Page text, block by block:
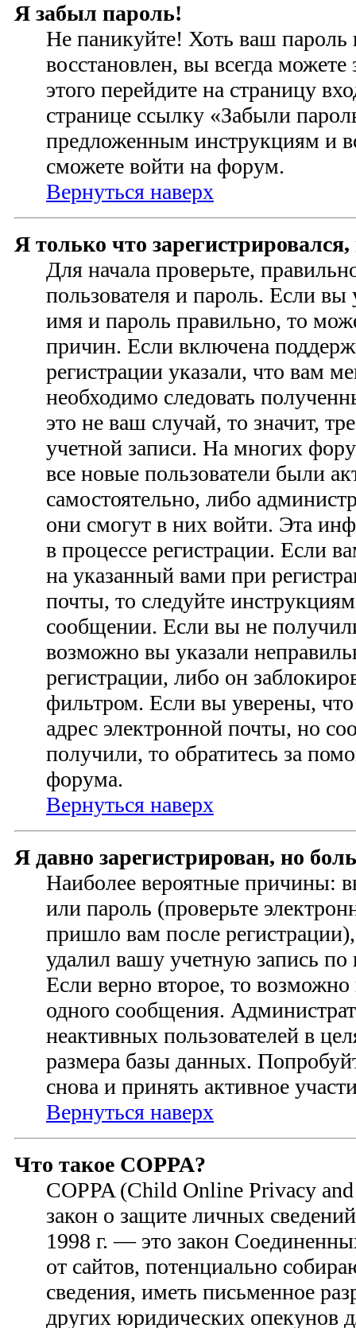
Я забыл пароль!
Не паникуйте! Хоть ваш
восстановлен, вы всегда
этого перейдите на страницу
странице ссылку «Забыли
предложенным инструкциям и
сможете войти на форум.
Вернуться наверх
Я только что
Для начала проверьте,
пользователя и пароль. Если вы
имя и пароль правильно, то
причин. Если включена
регистрации указали, что вам
необходимо следовать
это не ваш случай, то значит,
учетной записи. На многих
все новые пользователи были
самостоятельно, либо
они смогут в них войти. Эта
в процессе регистрации. Если
на указанный вами при
почты, то следуйте
сообщении. Если вы не
возможно вы указали
регистрации, либо он
фильтром. Если вы уверены,
адрес электронной почты, но
получили, то обратитесь за
форума.
Вернуться наверх
Я давно зарегистрирован, но
Наиболее вероятные причины:
или пароль (проверьте
пришло вам после
удалил вашу учетную запись
Если верно второе, то
одного сообщения.
неактивных пользователей в
размера базы данных.
снова и принять активное
Вернуться наверх
Что такое COPPA?
COPPA (Child Online Privacy
закон о защите личных
1998 г. — это закон
от сайтов, потенциально
сведения, иметь письменное
других юридических опекунов